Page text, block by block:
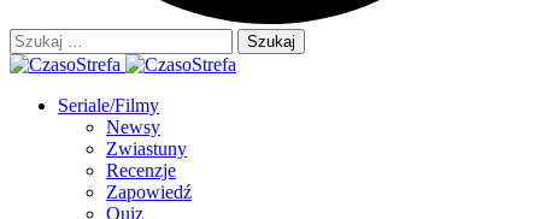
Szukaj:
Seriale/Filmy
Newsy
Zwiastuny
Recenzje
Zapowiedź
Quiz